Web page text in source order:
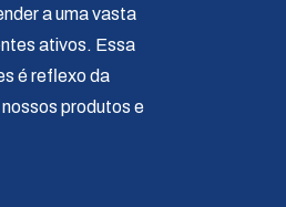
a uma vasta
ativos. Essa
é reflexo da
produtos e